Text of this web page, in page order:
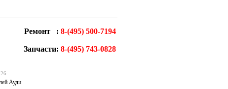
Ремонт : 8-(495) 500-7194
Запчасти: 8-(495) 743-0828